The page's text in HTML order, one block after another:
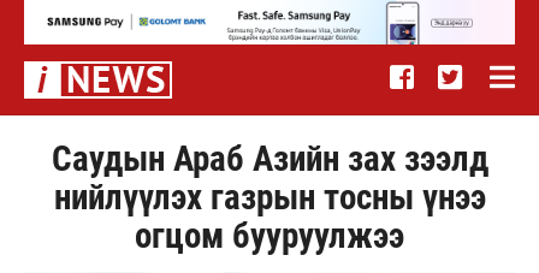
Саудын Араб Азийн зах зээлд
нийлүүлэх газрын тосны үнээ
огцом бууруулжээ